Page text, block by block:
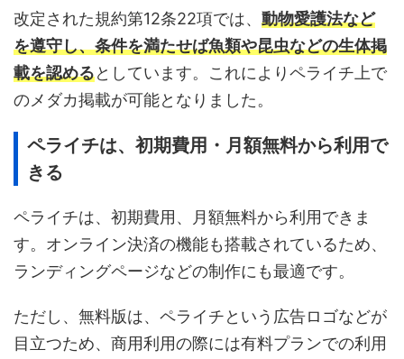
改定された規約第12条22項では、 動物愛護法など
を遵守し、条件を満たせば魚類や昆虫などの生体掲
載を認めるとしています。これによりペライチ上で
のメダカ掲載が可能となりました。
ペライチは、初期費用・月額無料から利用で
きる
ペライチは、初期費用、月額無料から利用できま
す。オンライン決済の機能も搭載されているため、
ランディングページなどの制作にも最適です。
ただし、無料版は、ペライチという広告ロゴなどが
目立つため、商用利用の際には有料プランでの利用